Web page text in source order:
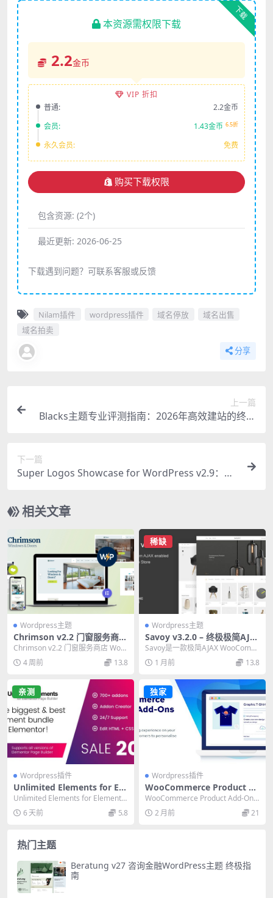
下载
本资源需权限下载
2.2金币
VIP 折扣
普通:
2.2金币
会员:
1.43金币 6.5折
永久会员: 免费
购买下载权限
包含资源: (2个)
最近更新: 2026-06-25
下载遇到问题？可联系客服或反馈
Nilam插件 wordpress插件 域名停放
域名出售
域名拍卖
分享
上一篇
Blacks主题专业评测指南：2026年高效建站的终极
下一篇
Super Logos Showcase for WordPress v2.9：必
相关文章
Wordpress主题
Chrimson v2.2 门窗服务商店
WordPress主题：必备Eleme
ntor兼容方案
Chrimson v2.2 门窗服务商店 Word
Press 主题，完美兼容 E...
4 周前 13.8
稀缺
Wordpress主题
Savoy v3.2.0 – 终极极简AJA
X WooCommerce商城主题
（最新版）
Savoy是一款极简AJAX WooComm
erce商城主题，具备现代设计、响
应...1 月前 13.8
亲测
Wordpress插件
Unlimited Elements for Ele
mentor Pro 终极指南：700
+组件拓展插件（2024最新
版）
Unlimited Elements for Elemento
r Pro 是 E...
6 天前 5.8
独家
Wordpress插件
WooCommerce Product A
dd-Ons Ultimate v4.3.12 汉
化版 – 自定义产品附加字段必
备插件
WooCommerce Product Add-Ons
Ultimate 汉化版...
2 月前 21
热门主题
Beratung v27 咨询金融WordPress主题 终极指
南